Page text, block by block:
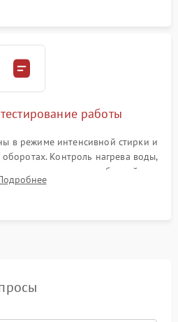
работы
в режиме интенсивной стирки и
Контроль нагрева воды,
излишних вибраций,
и протечек под корпусом.